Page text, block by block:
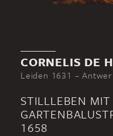
CORNELIS DE
Leiden 1631 –
STILLLEBEN
1658